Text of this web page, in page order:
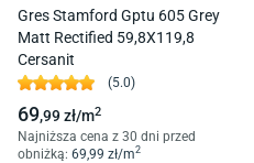
Gres Stamford Gptu 605 Grey
Matt Rectified 59,8X119,8
Cersanit
(5.0)
69,99zł/m2
Najniższa cena z 30 dni przed
obniżką: 69,99 zł/m2